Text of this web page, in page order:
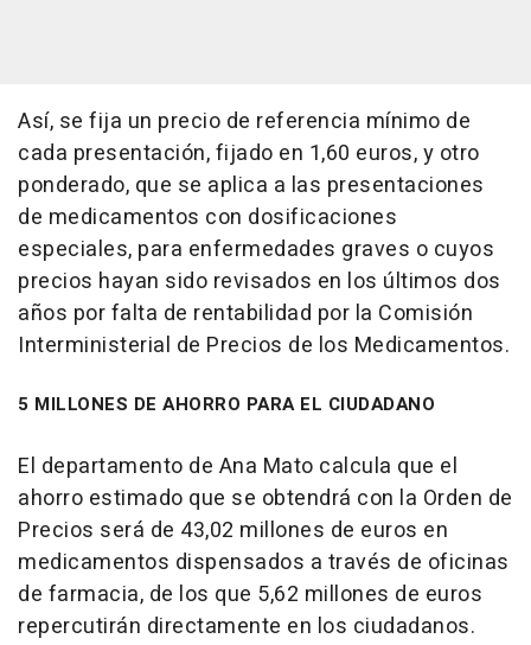
Así, se fija un precio de referencia mínimo de
cada presentación, fijado en 1,60 euros, y otro
ponderado, que se aplica a las presentaciones
de medicamentos con dosificaciones
especiales, para enfermedades graves o cuyos
precios hayan sido revisados en los últimos dos
años por falta de rentabilidad por la Comisión
Interministerial de Precios de los Medicamentos.
5 MILLONES DE AHORRO PARA EL CIUDADANO
El departamento de Ana Mato calcula que el
ahorro estimado que se obtendrá con la Orden de
Precios será de 43,02 millones de euros en
medicamentos dispensados a través de oficinas
de farmacia, de los que 5,62 millones de euros
repercutirán directamente en los ciudadanos.